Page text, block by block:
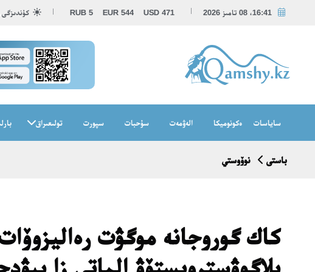
16:41، 08 تامىز 2026 USD 471
EUR 544
RUB 5 كۇندىزگى
ساياسات ەكونوميكا الەۋمەت سۇحبات سپورت تولىعىراق
باستى نوۆوستي
كاك گوروجانە موگۋت
بلاگوۋسترويستۆۋ الماتى زا